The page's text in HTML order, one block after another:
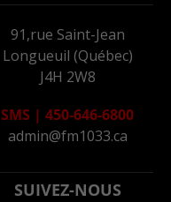
91,rue Saint-Jean
Longueuil (Québec)
J4H 2W8
SMS | 450-646-6800
admin@fm1033.ca
SUIVEZ-NOUS